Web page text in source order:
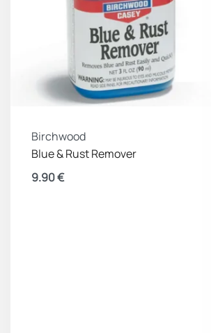
Birchwood
Blue & Rust Remover
9.90€